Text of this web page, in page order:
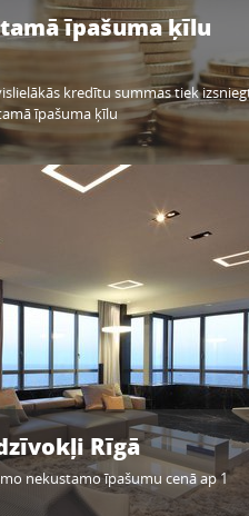
īpašuma ķīlu
kredītu summas tiek
īpašuma ķīlu
Rīgā
nekustamo īpašumu cenā ap 1